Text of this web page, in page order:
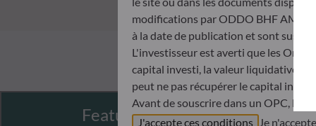
Features
modifications par ODDO BHF AM à
à la date de publication et sont
L'investisseur est averti que les
capital investi, la valeur liquidative
peut ne pas récupérer le capital
Avant de souscrire dans un OPC,
Document d’informations Clés (DIC)
J'accepte ces conditions Je